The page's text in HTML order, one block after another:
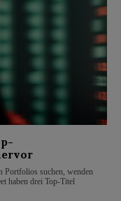
Portfolios suchen, wenden
haben drei Top-Titel